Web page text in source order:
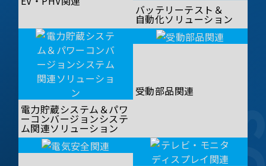
バッテリーテスト＆
自動化ソリューション
電力貯蔵システム＆パワ
ーコンバージョンシステ
ム関連ソリューション
受動部品関連